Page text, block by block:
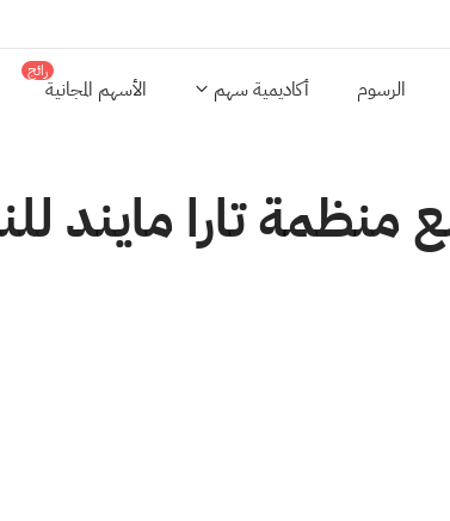
الرسوم أكاديمية سهم الأسهم المجانية
رائج
منظمة تارا مايند